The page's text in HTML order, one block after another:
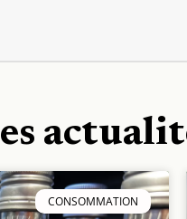
CONSOMMATION